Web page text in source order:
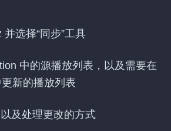
选择“同步”工具
中的源播放列表，以及需要在
新的播放列表
及处理更改的方式